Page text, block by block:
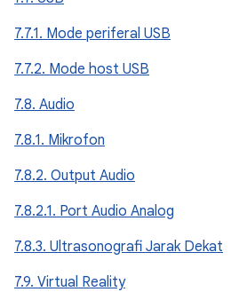
7.7.1. Mode periferal USB
7.7.2. Mode host USB
7.8. Audio
7.8.1. Mikrofon
7.8.2. Output Audio
7.8.2.1. Port Audio Analog
7.8.3. Ultrasonografi Jarak Dekat
7.9. Virtual Reality